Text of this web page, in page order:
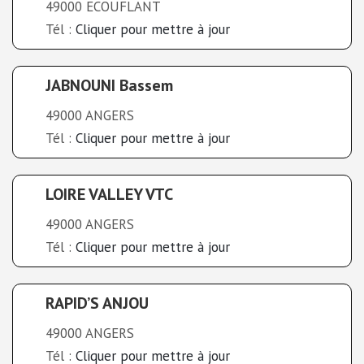
49000 ECOUFLANT
Tél : Cliquer pour mettre à jour
JABNOUNI Bassem
49000 ANGERS
Tél : Cliquer pour mettre à jour
LOIRE VALLEY VTC
49000 ANGERS
Tél : Cliquer pour mettre à jour
RAPID’S ANJOU
49000 ANGERS
Tél : Cliquer pour mettre à jour